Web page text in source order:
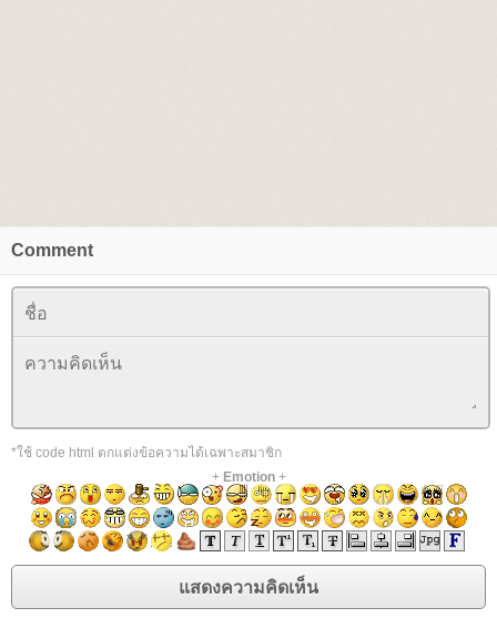
Comment
*ใช้ code html ตกแต่งข้อความได้เฉพาะสมาชิก
+ Emotion+